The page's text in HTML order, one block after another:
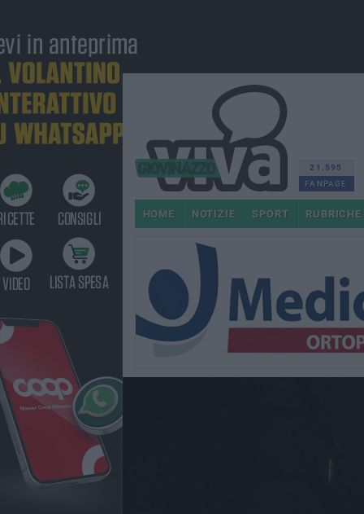
21.595
FANPAGE
HOME NOTIZIE SPORT RUBRICHE